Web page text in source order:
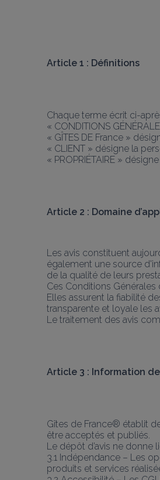
Article 1 : Définitions
Chaque terme écrit ci-
« CONDITIONS
« GÎTES DE France »
« CLIENT » désigne la
« PROPRIÉTAIRE »
Article 2 : Domaine
Les avis constituent
également une source
de la qualité de leurs
Ces Conditions
Elles assurent la fiabilité
transparente et loyale les
Le traitement des avis
Article 3 : Information
Gîtes de France® établit
être acceptés et publiés.
Le dépôt d’avis ne donne
3.1 Indépendance – Les
produits et services